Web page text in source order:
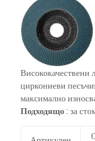
Висококачествени
циркониеви
максимално
Подходящо: за